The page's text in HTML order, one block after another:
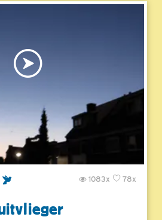
78x
1083x